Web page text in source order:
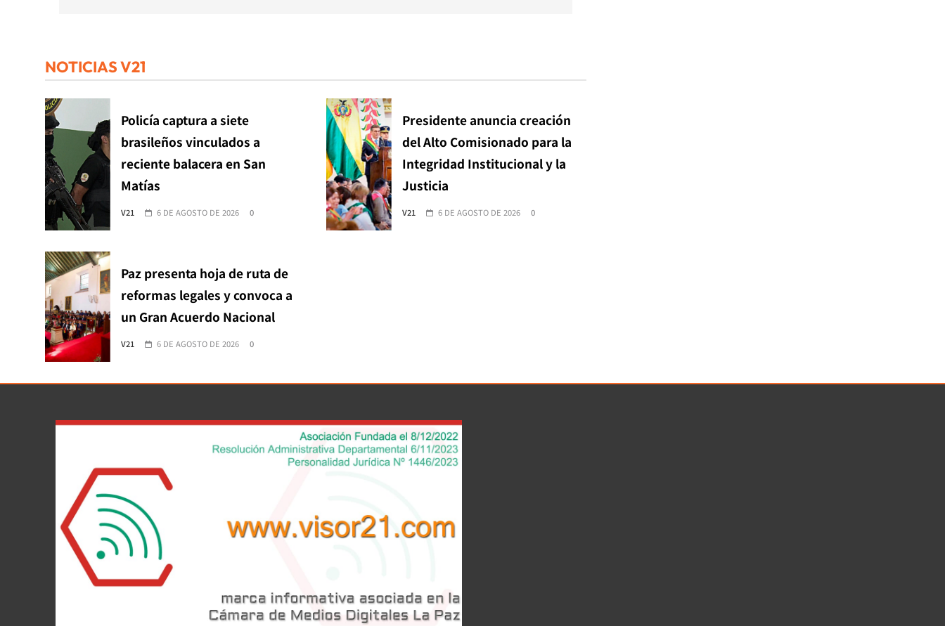
NOTICIAS V21
Policía captura a siete
brasileños vinculados a
reciente balacera en San
Matías
V21 6 DE AGOSTO DE 2026 0
Presidente anuncia creación
del Alto Comisionado para la
Integridad Institucional y la
Justicia
V21 6 DE AGOSTO DE 2026 0
Paz presenta hoja de ruta de
reformas legales y convoca a
un Gran Acuerdo Nacional
V21 6 DE AGOSTO DE 2026 0